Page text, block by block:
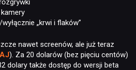
„krwi i flaków”
nawet screenów, ale już teraz
). Za 20 dolarów (bez pięciu centów)
dolary także dostęp do wersji beta